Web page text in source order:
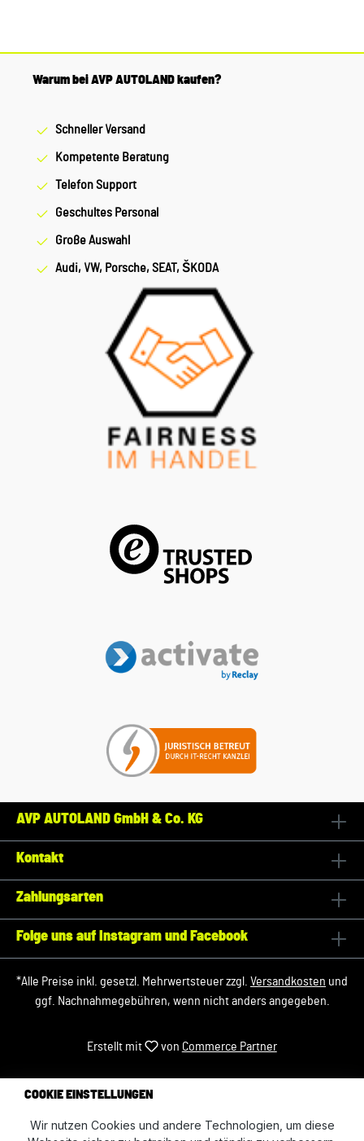
Warum bei AVP AUTOLAND kaufen?
Schneller Versand
Kompetente Beratung
Telefon Support
Geschultes Personal
Große Auswahl
Audi, VW, Porsche, SEAT, ŠKODA
AVP AUTOLAND GmbH & Co. KG
Kontakt
Zahlungsarten
Folge uns auf Instagram und Facebook
*Alle Preise inkl. gesetzl. Mehrwertsteuer zzgl. Versandkosten und
ggf. Nachnahmegebühren, wenn nicht anders angegeben.
Erstellt mit von Commerce Partner
COOKIE EINSTELLUNGEN
Wir nutzen Cookies und andere Technologien, um diese